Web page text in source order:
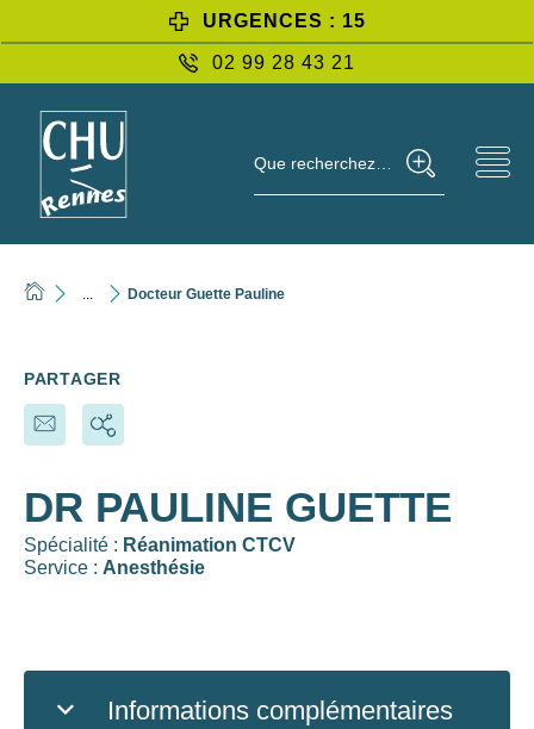
URGENCES : 15
02 99 28 43 21
Que recherchez-vous ?
Docteur Guette Pauline
DR PAULINE GUETTE
Spécialité : Réanimation CTCV
Service : Anesthésie
Informations complémentaires
PARTAGER